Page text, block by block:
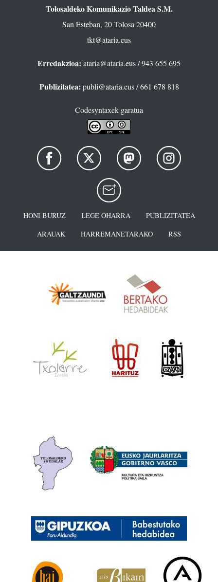
Tolosaldeko Komunikazio Taldea S.M.
San Esteban, 20 Tolosa 20400
tkt@ataria.eus
Erredakzioa: ataria@ataria.eus/ 943 655 695
Publizitatea: publi@ataria.eus/ 661 678 818
Codesyntaxek garatua
HONI BURUZ LEGE OHARRA
PUBLIZITATEA
ARAUAK
HARREMANETARAKO RSS